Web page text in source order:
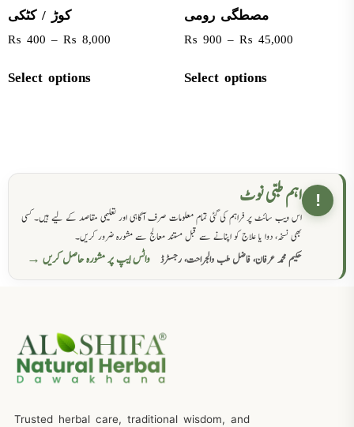
کوڑ / کٹکی
₨ 400 – ₨ 8,000
Select options
مصطگی رومی
₨ 900 – ₨ 45,000
Select options
! اہم طبی نوٹ
اس ویب سائٹ پر فراہم کی گئی تمام معلومات صرف آگاہی اور تعلیمی مقاصد کے لیے ہیں۔ کسی
بھی نسخہ، دوا یا علاج کو اپنانے سے قبل مستند معالج سے مشورہ ضرور کریں۔
حکیم محمد عرفان، فاضل طب والجراحت، رجسٹرڈ
واٹس ایپ پر مشورہ حاصل کریں →
Trusted herbal care, traditional wisdom, and